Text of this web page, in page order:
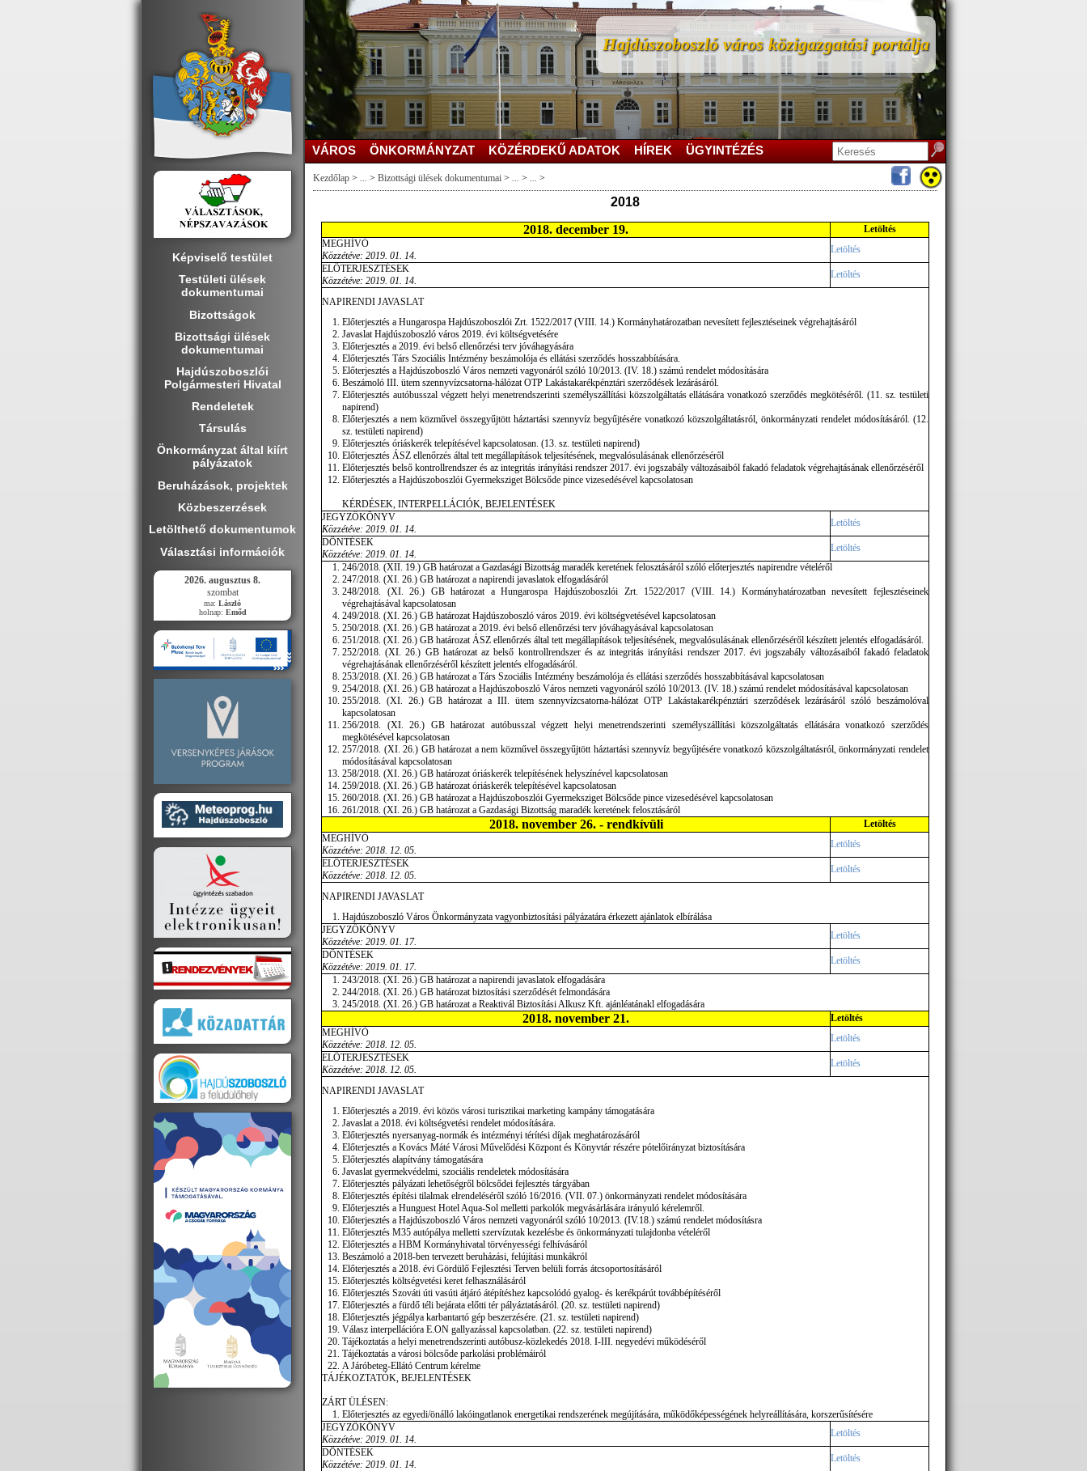
Képviselő testület
Testületi ülések
dokumentumai
Bizottságok
Bizottsági ülések
dokumentumai
Hajdúszoboszlói
Polgármesteri Hivatal
Rendeletek
Társulás
Önkormányzat által kiírt
pályázatok
Beruházások, projektek
Közbeszerzések
Letölthető dokumentumok
Választási információk
2026. augusztus 8.
szombat
ma: László
holnap: Emőd
Hajdúszoboszló város közigazgatási portálja
VÁROS ÖNKORMÁNYZAT KÖZÉRDEKŰ ADATOK HÍREK ÜGYINTÉZÉS
Kezdőlap > ... > Bizottsági ülések dokumentumai > ... > ... >
2018
2018. december 19.
Letöltés
MEGHÍVÓ
Közzétéve: 2019. 01. 14.
Letöltés
ELŐTERJESZTÉSEK
Közzétéve: 2019. 01. 14.
Letöltés
NAPIRENDI JAVASLAT
Előterjesztés a Hungarospa Hajdúszoboszlói Zrt. 1522/2017 (VIII. 14.) Kormányhatározatban nevesített fejlesztéseinek végrehajtásáról
Javaslat Hajdúszoboszló város 2019. évi költségvetésére
Előterjesztés a 2019. évi belső ellenőrzési terv jóváhagyására
Előterjesztés Társ Szociális Intézmény beszámolója és ellátási szerződés hosszabbítására.
Előterjesztés a Hajdúszoboszló Város nemzeti vagyonáról szóló 10/2013. (IV. 18.) számú rendelet módosítására
Beszámoló III. ütem szennyvízcsatorna-hálózat OTP Lakástakarékpénztári szerződések lezárásáról.
Előterjesztés autóbusszal végzett helyi menetrendszerinti személyszállítási közszolgáltatás ellátására vonatkozó szerződés megkötéséről. (11. sz. testületi
napirend)
Előterjesztés a nem közművel összegyűjtött háztartási szennyvíz begyűjtésére vonatkozó közszolgáltatásról, önkormányzati rendelet módosításáról. (12.
sz. testületi napirend)
Előterjesztés óriáskerék telepítésével kapcsolatosan. (13. sz. testületi napirend)
Előterjesztés ÁSZ ellenőrzés által tett megállapítások teljesítésének, megvalósulásának ellenőrzéséről
Előterjesztés belső kontrollrendszer és az integritás irányítási rendszer 2017. évi jogszabály változásaiból fakadó feladatok végrehajtásának ellenőrzéséről
Előterjesztés a Hajdúszoboszlói Gyermeksziget Bölcsőde pince vizesedésével kapcsolatosan
KÉRDÉSEK, INTERPELLÁCIÓK, BEJELENTÉSEK
JEGYZŐKÖNYV
Közzétéve: 2019. 01. 14.
Letöltés
DÖNTÉSEK
Közzétéve: 2019. 01. 14.
Letöltés
246/2018. (XII. 19.) GB határozat a Gazdasági Bizottság maradék keretének felosztásáról szóló előterjesztés napirendre vételéről
247/2018. (XI. 26.) GB határozat a napirendi javaslatok elfogadásáról
248/2018. (XI. 26.) GB határozat a Hungarospa Hajdúszoboszlói Zrt. 1522/2017 (VIII. 14.) Kormányhatározatban nevesített fejlesztéseinek
végrehajtásával kapcsolatosan
249/2018. (XI. 26.) GB határozat Hajdúszoboszló város 2019. évi költségvetésével kapcsolatosan
250/2018. (XI. 26.) GB határozat a 2019. évi belső ellenőrzési terv jóváhagyásával kapcsolatosan
251/2018. (XI. 26.) GB határozat ÁSZ ellenőrzés által tett megállapítások teljesítésének, megvalósulásának ellenőrzéséről készített jelentés elfogadásáról.
252/2018. (XI. 26.) GB határozat az belső kontrollrendszer és az integritás irányítási rendszer 2017. évi jogszabály változásaiból fakadó feladatok
végrehajtásának ellenőrzéséről készített jelentés elfogadásáról.
253/2018. (XI. 26.) GB határozat a Társ Szociális Intézmény beszámolója és ellátási szerződés hosszabbításával kapcsolatosan
254/2018. (XI. 26.) GB határozat a Hajdúszoboszló Város nemzeti vagyonáról szóló 10/2013. (IV. 18.) számú rendelet módosításával kapcsolatosan
255/2018. (XI. 26.) GB határozat a III. ütem szennyvízcsatorna-hálózat OTP Lakástakarékpénztári szerződések lezárásáról szóló beszámolóval
kapcsolatosan
256/2018. (XI. 26.) GB határozat autóbusszal végzett helyi menetrendszerinti személyszállítási közszolgáltatás ellátására vonatkozó szerződés
megkötésével kapcsolatosan
257/2018. (XI. 26.) GB határozat a nem közművel összegyűjtött háztartási szennyvíz begyűjtésére vonatkozó közszolgáltatásról, önkormányzati rendelet
módosításával kapcsolatosan
258/2018. (XI. 26.) GB határozat óriáskerék telepítésének helyszínével kapcsolatosan
259/2018. (XI. 26.) GB határozat óriáskerék telepítésével kapcsolatosan
260/2018. (XI. 26.) GB határozat a Hajdúszoboszlói Gyermeksziget Bölcsőde pince vizesedésével kapcsolatosan
261/2018. (XI. 26.) GB határozat a Gazdasági Bizottság maradék keretének felosztásáról
2018. november 26. - rendkívüli
Letöltés
MEGHÍVÓ
Közzétéve: 2018. 12. 05.
Letöltés
ELŐTERJESZTÉSEK
Közzétéve: 2018. 12. 05.
Letöltés
NAPIRENDI JAVASLAT
Hajdúszoboszló Város Önkormányzata vagyonbiztosítási pályázatára érkezett ajánlatok elbírálása
JEGYZŐKÖNYV
Közzétéve: 2019. 01. 17.
Letöltés
DÖNTÉSEK
Közzétéve: 2019. 01. 17.
Letöltés
243/2018. (XI. 26.) GB határozat a napirendi javaslatok elfogadására
244/2018. (XI. 26.) GB határozat biztosítási szerződését felmondására
245/2018. (XI. 26.) GB határozat a Reaktivál Biztosítási Alkusz Kft. ajánléatánakl elfogadására
2018. november 21.
Letöltés
MEGHÍVÓ
Közzétéve: 2018. 12. 05.
Letöltés
ELŐTERJESZTÉSEK
Közzétéve: 2018. 12. 05.
Letöltés
NAPIRENDI JAVASLAT
Előterjesztés a 2019. évi közös városi turisztikai marketing kampány támogatására
Javaslat a 2018. évi költségvetési rendelet módosítására.
Előterjesztés nyersanyag-normák és intézményi térítési díjak meghatározásáról
Előterjesztés a Kovács Máté Városi Művelődési Központ és Könyvtár részére pótelőirányzat biztosítására
Előterjesztés alapítvány támogatására
Javaslat gyermekvédelmi, szociális rendeletek módosítására
Előterjesztés pályázati lehetőségről bölcsődei fejlesztés tárgyában
Előterjesztés építési tilalmak elrendeléséről szóló 16/2016. (VII. 07.) önkormányzati rendelet módosítására
Előterjesztés a Hunguest Hotel Aqua-Sol melletti parkolók megvásárlására irányuló kérelemről.
Előterjesztés a Hajdúszoboszló Város nemzeti vagyonáról szóló 10/2013. (IV.18.) számú rendelet módosításra
Előterjesztés M35 autópálya melletti szervízutak kezelésbe és önkormányzati tulajdonba vételéről
Előterjesztés a HBM Kormányhivatal törvényességi felhívásáról
Beszámoló a 2018-ben tervezett beruházási, felújítási munkákról
Előterjesztés a 2018. évi Gördülő Fejlesztési Terven belüli forrás átcsoportosításáról
Előterjesztés költségvetési keret felhasználásáról
Előterjesztés Szováti úti vasúti átjáró átépítéshez kapcsolódó gyalog- és kerékpárút továbbépítéséről
Előterjesztés a fürdő téli bejárata előtti tér pályáztatásáról. (20. sz. testületi napirend)
Előterjesztés jégpálya karbantartó gép beszerzésére. (21. sz. testületi napirend)
Válasz interpellációra E.ON gallyazással kapcsolatban. (22. sz. testületi napirend)
Tájékoztatás a helyi menetrendszerinti autóbusz-közlekedés 2018. I-III. negyedévi működéséről
Tájékoztatás a városi bölcsőde parkolási problémáiról
A Járóbeteg-Ellátó Centrum kérelme
TÁJÉKOZTATÓK, BEJELENTÉSEK
ZÁRT ÜLÉSEN:
Előterjesztés az egyedi/önálló lakóingatlanok energetikai rendszerének megújítására, működőképességének helyreállítására, korszerűsítésére
JEGYZŐKÖNYV
Közzétéve: 2019. 01. 14.
Letöltés
DÖNTÉSEK
Közzétéve: 2019. 01. 14.
Letöltés